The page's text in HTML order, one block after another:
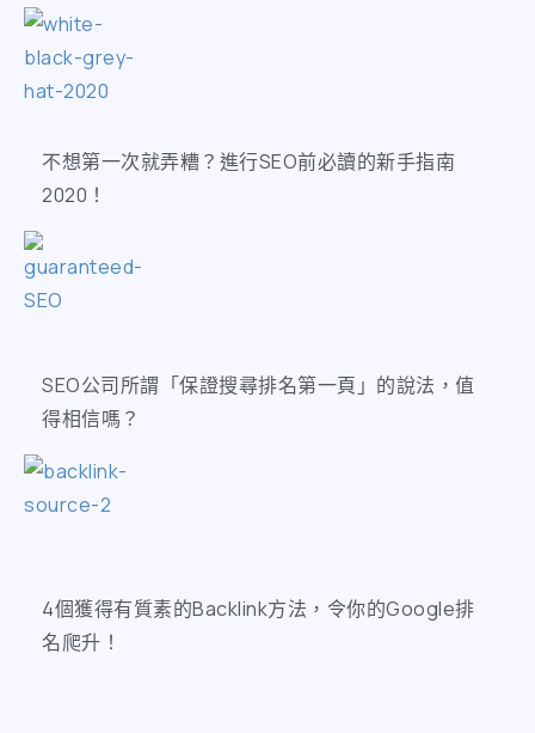
不想第一次就弄糟？進行SEO前必讀的新手指南
2020！
SEO公司所謂「保證搜尋排名第一頁」的說法，值
得相信嗎？
​4個獲得有質素的Backlink方法，令你的Google排
名爬升！